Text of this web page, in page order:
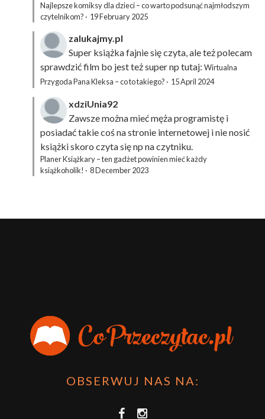
Najlepsze komiksy dla dzieci – co warto podsunąć najmłodszym
czytelnikom? · 19 February 2025
zalukajmy.pl
Super książka fajnie się czyta, ale też polecam
sprawdzić film bo jest też super np tutaj: Wirtualna
Przygoda Pana Kleksa – co to takiego? · 15 April 2024
xdziUnia92
Zawsze można mieć męża programistę i
posiadać takie coś na stronie internetowej i nie nosić
książki skoro czyta się np na czytniku.
Planer Książkary – ten gadżet powinien mieć każdy
książkoholik! · 8 December 2023
OBSERWUJ NAS NA: